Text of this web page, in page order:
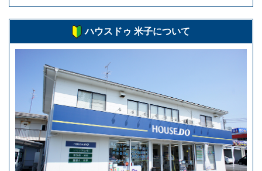
ハウスドゥ 米子について